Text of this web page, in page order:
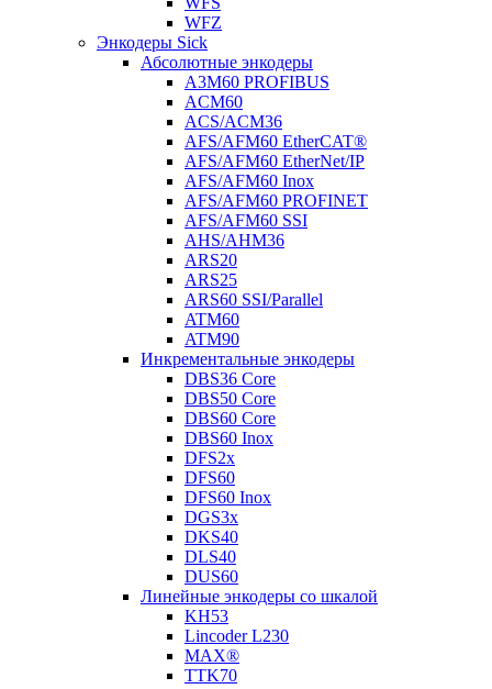
WFZ
Энкодеры Sick
Абсолютные энкодеры
A3M60 PROFIBUS
ACM60
ACS/ACM36
AFS/AFM60 EtherCAT®
AFS/AFM60 EtherNet/IP
AFS/AFM60 Inox
AFS/AFM60 PROFINET
AFS/AFM60 SSI
AHS/AHM36
ARS20
ARS25
ARS60 SSI/Parallel
ATM60
ATM90
Инкрементальные энкодеры
DBS36 Core
DBS50 Core
DBS60 Core
DBS60 Inox
DFS2x
DFS60
DFS60 Inox
DGS3x
DKS40
DLS40
DUS60
Линейные энкодеры со шкалой
KH53
Lincoder L230
MAX®
TTK70